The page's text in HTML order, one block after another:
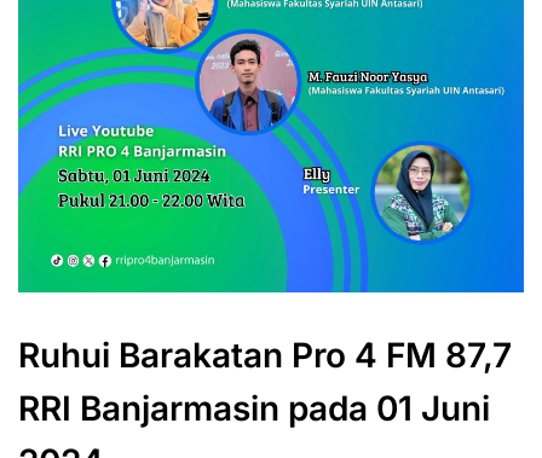
Ruhui Barakatan Pro 4 FM 87,7
RRI Banjarmasin pada 01 Juni